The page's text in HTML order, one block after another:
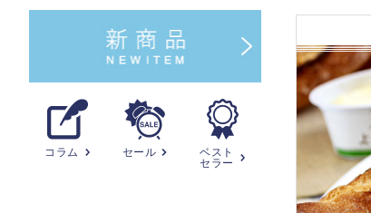
コラム セール
ベスト
セラー